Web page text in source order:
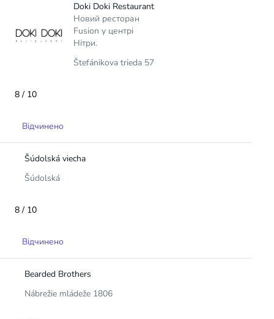
Doki Doki Restaurant
Новий ресторан
Fusion у центрі
Нітри.
Štefánikova trieda 57
8 / 10
Відчинено
Šúdolská viecha
Šúdolská
8 / 10
Відчинено
Bearded Brothers
Nábrežie mládeže 1806